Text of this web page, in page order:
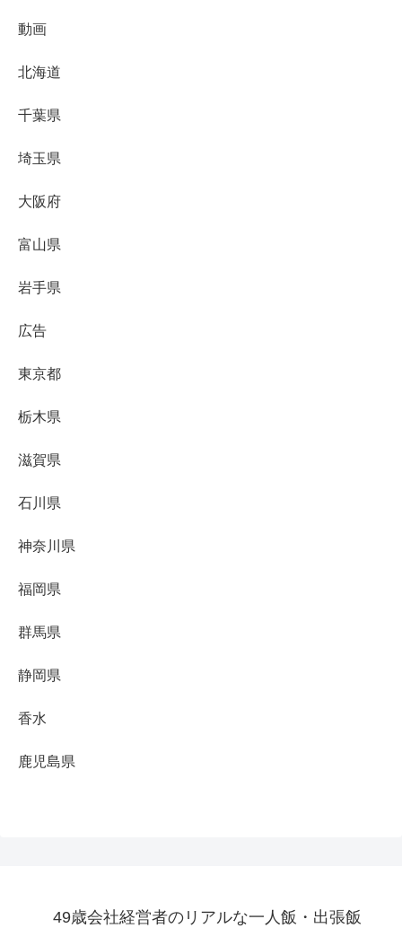
動画
北海道
千葉県
埼玉県
大阪府
富山県
岩手県
広告
東京都
栃木県
滋賀県
石川県
神奈川県
福岡県
群馬県
静岡県
香水
鹿児島県
49歳会社経営者のリアルな一人飯・出張飯